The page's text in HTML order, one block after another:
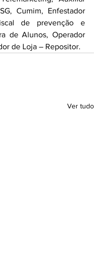
Cumim, Enfestador
de prevenção e
de Alunos, Operador
de Loja – Repositor.
Ver tudo